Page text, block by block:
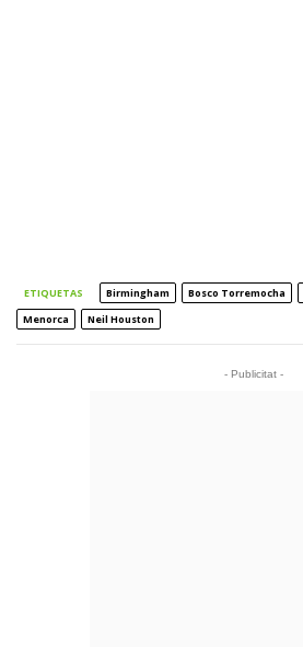
ETIQUETAS Birmingham Bosco Torremocha
Menorca
Neil Houston
- Publicitat -